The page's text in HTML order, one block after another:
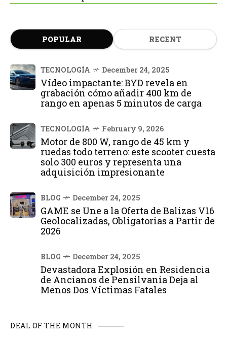
POPULAR RECENT
TECNOLOGÍA December 24, 2025
Vídeo impactante: BYD revela en
grabación cómo añadir 400 km de
rango en apenas 5 minutos de carga
TECNOLOGÍA February 9, 2026
Motor de 800 W, rango de 45 km y
ruedas todo terreno: este scooter cuesta
solo 300 euros y representa una
adquisición impresionante
BLOG December 24, 2025
GAME se Une a la Oferta de Balizas V16
Geolocalizadas, Obligatorias a Partir de
2026
BLOG December 24, 2025
Devastadora Explosión en Residencia
de Ancianos de Pensilvania Deja al
Menos Dos Víctimas Fatales
DEAL OF THE MONTH